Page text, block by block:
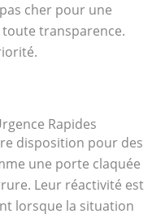
cher pour une
transparence.
Rapides
disposition pour des
une porte claquée
Leur réactivité est
lorsque la situation